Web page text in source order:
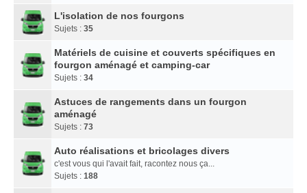
L'isolation de nos fourgons
Sujets : 35
Matériels de cuisine et couverts spécifiques en
fourgon aménagé et camping-car
Sujets : 34
Astuces de rangements dans un fourgon
aménagé
Sujets : 73
Auto réalisations et bricolages divers
c'est vous qui l'avait fait, racontez nous ça...
Sujets : 188